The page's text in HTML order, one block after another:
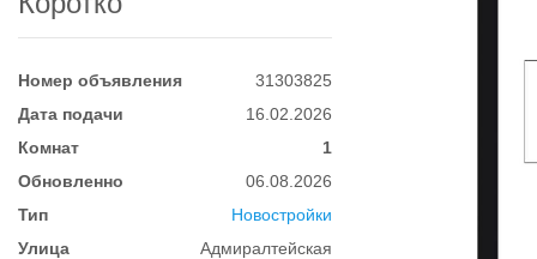
Номер объявления
31303825
Дата подачи
16.02.2026
Комнат
1
Обновленно
06.08.2026
Тип
Новостройки
Улица
Адмиралтейская